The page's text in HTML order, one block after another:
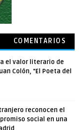
COMENTARIOS
el valor literario de
Colón, "El Poeta del
reconocen el
social en una